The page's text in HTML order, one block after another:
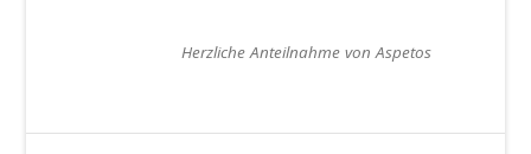
Herzliche Anteilnahme von Aspetos